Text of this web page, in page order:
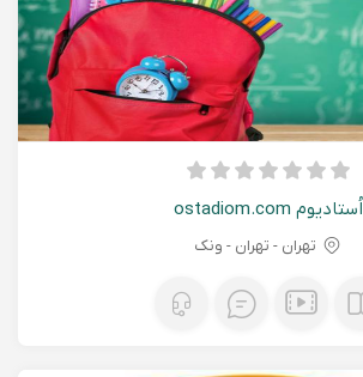
اُستادیوم ostadiom.com
تهران - تهران - ونک